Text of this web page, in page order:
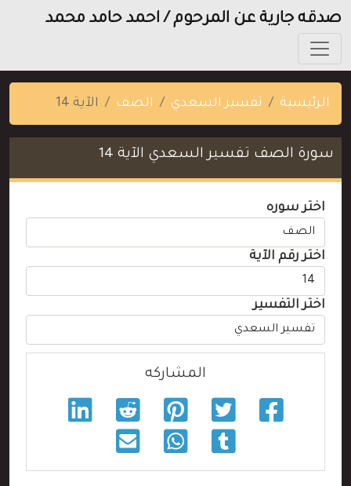
صدقه جارية عن المرحوم / احمد حامد محمد
الرئيسية تفسير السعدي الصف الآية 14
سورة الصف تفسير السعدي الآية 14
اختر سوره
اختر رقم الآية
اختر التفسير
المشاركه